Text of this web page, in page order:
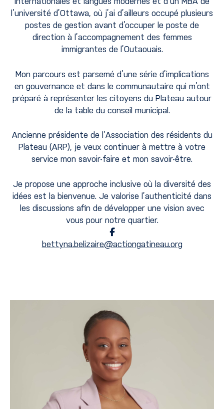
l’université d’Ottawa, où j’ai d’ailleurs occupé plusieurs
postes de gestion avant d’occuper le poste de
direction à l’accompagnement des femmes
immigrantes de l’Outaouais.
Mon parcours est parsemé d’une série d’implications
en gouvernance et dans le communautaire qui m’ont
préparé à représenter les citoyens du Plateau autour
de la table du conseil municipal.
Ancienne présidente de l’Association des résidents du
Plateau (ARP), je veux continuer à mettre à votre
service mon savoir-faire et mon savoir-être.
Je propose une approche inclusive où la diversité des
idées est la bienvenue. Je valorise l’authenticité dans
les discussions afin de développer une vision avec
vous pour notre quartier.
bettyna.belizaire@actiongatineau.org